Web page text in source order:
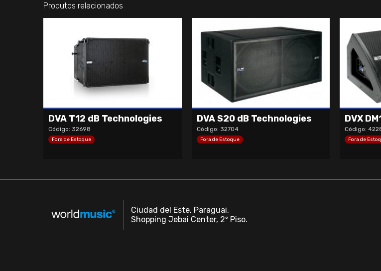
Produtos relacionados
DVA T12 dB Technologies
Código: 32698
Fora de Estoque
DVA S20 dB Technologies
Código: 32704
Fora de Estoque
DVX
Código:
Fora de
Ciudad del Este, Paraguai.
Shopping Jebai Center, 2º Piso.